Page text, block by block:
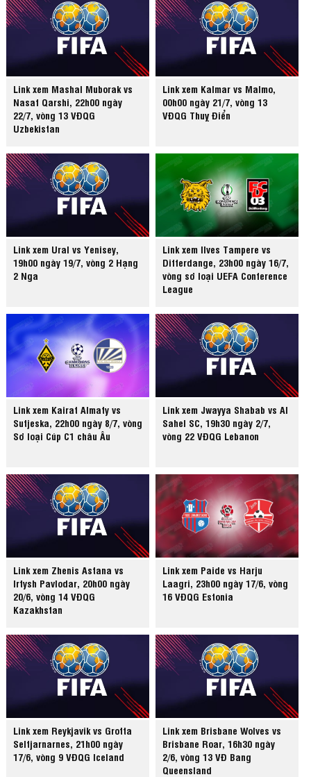
Link xem Mashal Muborak vs
Nasaf Qarshi, 22h00 ngày
22/7, vòng 13 VĐQG
Uzbekistan
Link xem Kalmar vs Malmo,
00h00 ngày 21/7, vòng 13
VĐQG Thuỵ Điển
Link xem Ural vs Yenisey,
19h00 ngày 19/7, vòng 2 Hạng
2 Nga
Link xem Ilves Tampere vs
Differdange, 23h00 ngày 16/7,
vòng sơ loại UEFA Conference
League
Link xem Kairat Almaty vs
Sutjeska, 22h00 ngày 8/7, vòng
Sơ loại Cúp C1 châu Âu
Link xem Jwayya Shabab vs Al
Sahel SC, 19h30 ngày 2/7,
vòng 22 VĐQG Lebanon
Link xem Zhenis Astana vs
Irtysh Pavlodar, 20h00 ngày
20/6, vòng 14 VĐQG
Kazakhstan
Link xem Paide vs Harju
Laagri, 23h00 ngày 17/6, vòng
16 VĐQG Estonia
Link xem Reykjavik vs Grotta
Seltjarnarnes, 21h00 ngày
17/6, vòng 9 VĐQG Iceland
Link xem Brisbane Wolves vs
Brisbane Roar, 16h30 ngày
2/6, vòng 13 VĐ Bang
Queensland